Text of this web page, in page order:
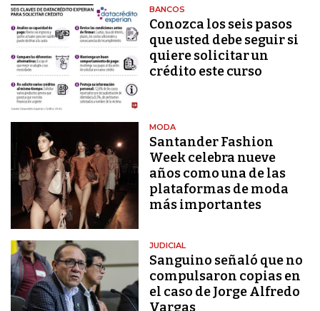
BANCOS
Conozca los seis pasos
que usted debe seguir si
quiere solicitar un
crédito este curso
MODA
Santander Fashion
Week celebra nueve
años como una de las
plataformas de moda
más importantes
JUDICIAL
Sanguino señaló que no
compulsaron copias en
el caso de Jorge Alfredo
Vargas